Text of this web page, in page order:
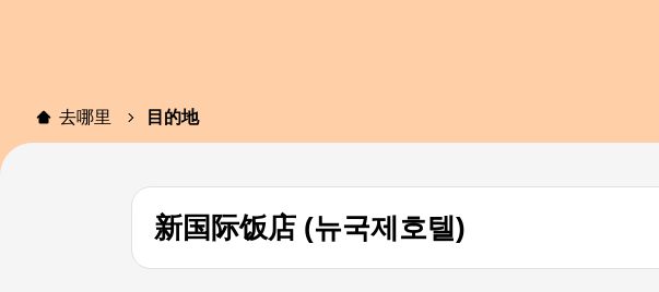
去哪里 目的地
新国际饭店 (뉴국제호텔)